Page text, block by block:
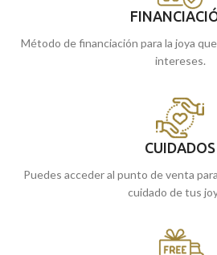
Método de financiación para la joya
intereses.
CUIDADOS
Puedes acceder al punto de venta
cuidado de tus